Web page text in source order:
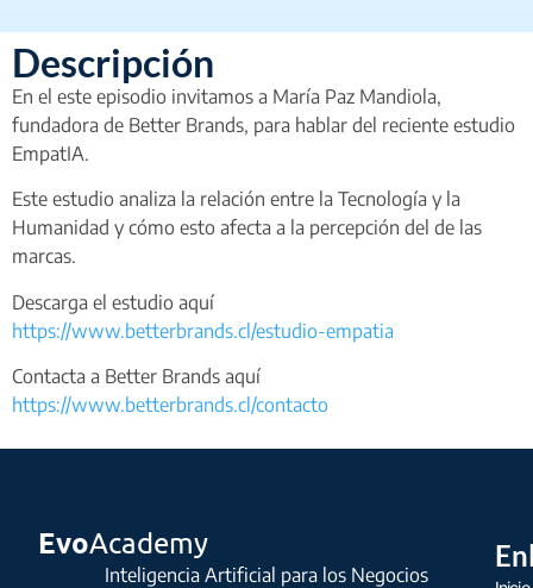
Descripción
En el este episodio invitamos a María Paz Mandiola,
fundadora de Better Brands, para hablar del reciente estudio
EmpatIA.
Este estudio analiza la relación entre la Tecnología y la
Humanidad y cómo esto afecta a la percepción del de las
marcas.
Descarga el estudio aquí
https://www.betterbrands.cl/estudio-empatia
Contacta a Better Brands aquí
https://www.betterbrands.cl/contacto
EvoAcademy
Inteligencia Artificial para los Negocios